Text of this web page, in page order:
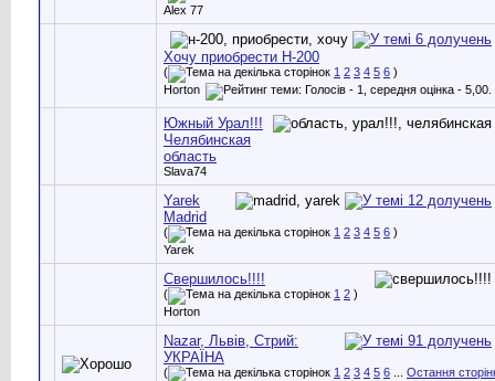
Alex 77
Хочу приобрести Н-200
( 1 2 3 4 5 6 )
Horton
Южный Урал!!!
Челябинская
область
Slava74
Yarek
Madrid
( 1 2 3 4 5 6 )
Yarek
Свершилось!!!!
( 1 2 )
Horton
Nazar, Львів, Стрий:
УКРАЇНА
( 1 2 3 4 5 6
Остання